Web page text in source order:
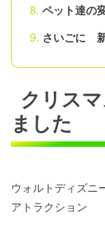
ペット達の
さいごに
クリス
ました
ウォルトディズ
アトラクション